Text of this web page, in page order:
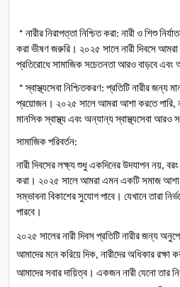
* নারীরনিরাপত্তানিশ্চিতকরা: নারীওশিশু
করাভীষণজরুরি। ২০২৫ সালেনারীদিবসেআমরা
প্রতিরোধেসামাজিকসচেতনতাআরওবাড়বেএবং
* স্বাস্থ্যসেবানিশ্চিতকরণ: প্রতিটিনারীরজন্য
প্রয়োজন। ২০২৫ সালেআমরাআশাকরতেপারি,
মানসিকস্বাস্থ্যএবং অন্যান্যস্বাস্থ্যসেবাআরও
সামাজিকপরিবর্তন:
নারীদিবসেরলক্ষ্যশুধুএকদিনেরউদযাপননয়, বরং
করা। ২০২৫ সালেআমরাএমনএকটিসমাজআশা
সম্ভাবনাবিকাশেরসুযোগপাবে। যেখানেতারা
পারবে।
২০২৫ সালেরনারীদিবসপ্রতিটিনারীরজন্য
আমাদেরমনেকরিয়েদিক, নারীদেরঅধিকাররক্ষা
আমাদেরসবারদায়িত্ব। একজননারীযেনোতার